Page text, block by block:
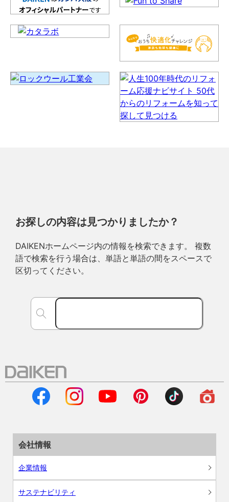
お探しの内容は見つかりましたか？
DAIKENホームページ内の情報を検索できます。 複数
語で検索を行う場合は、単語と単語の間をスペースで
区切ってください。
会社情報
企業情報
サステナビリティ